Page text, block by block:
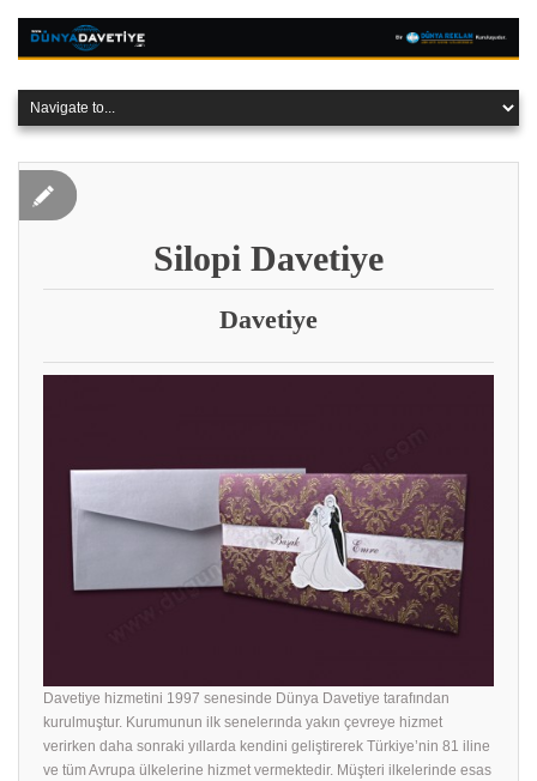
Silopi Davetiye
Davetiye
Davetiye hizmetini 1997 senesinde Dünya Davetiye tarafından
kurulmuştur. Kurumunun ilk senelerında yakın çevreye hizmet
verirken daha sonraki yıllarda kendini geliştirerek Türkiye’nin 81 iline
ve tüm Avrupa ülkelerine hizmet vermektedir. Müşteri ilkelerinde esas